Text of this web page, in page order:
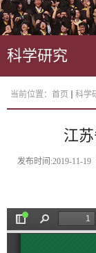
科学研究
当前位置： 首页 科学
江
发布时间:2019-11-19